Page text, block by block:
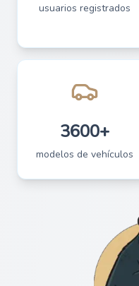
usuarios registrados
3600+
modelos de vehículos